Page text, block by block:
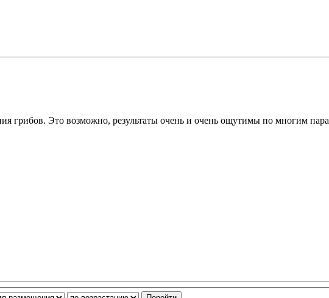
грибов. Это возможно, результаты очень и очень ощутимы по многим